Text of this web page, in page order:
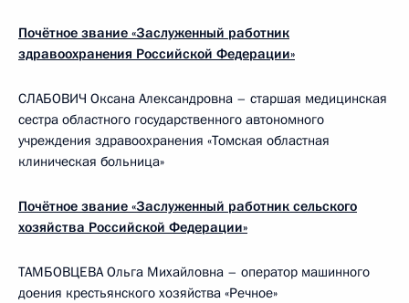
Почётное звание «Заслуженный работник
здравоохранения Российской Федерации»
СЛАБОВИЧ Оксана Александровна – старшая медицинская
сестра областного государственного автономного
учреждения здравоохранения «Томская областная
клиническая больница»
Почётное звание «Заслуженный работник сельского
хозяйства Российской Федерации»
ТАМБОВЦЕВА Ольга Михайловна – оператор машинного
доения крестьянского хозяйства «Речное»